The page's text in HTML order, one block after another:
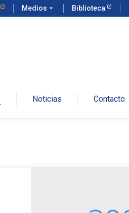
Medios arrow_drop_down Biblioteca
Noticias Contacto